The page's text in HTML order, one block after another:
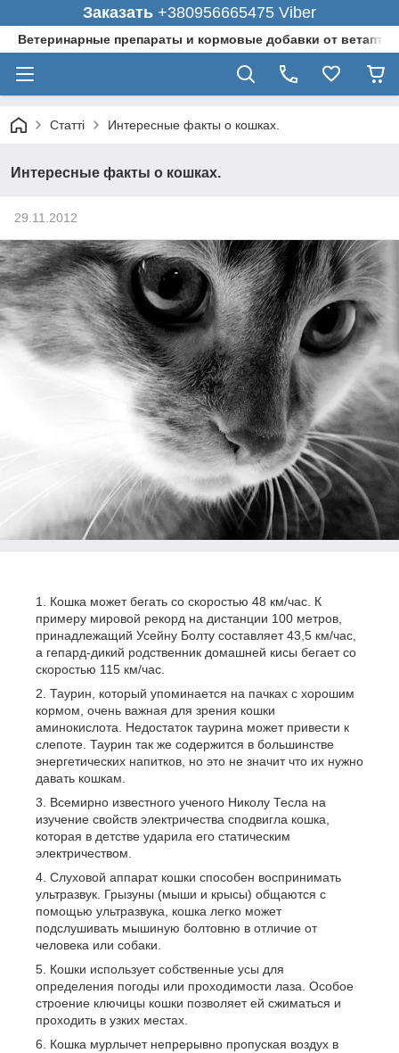
Заказать +380956665475 Viber
Ветеринарные препараты и кормовые добавки от
Статті Интересные факты о кошках.
Интересные факты о кошках.
29.11.2012
Кошка может бегать со скоростью 48 км/час. К
примеру мировой рекорд на дистанции 100 метров,
принадлежащий Усейну Болту составляет 43,5 км/час,
а гепард-дикий родственник домашней кисы бегает со
скоростью 115 км/час.
Таурин, который упоминается на пачках с хорошим
кормом, очень важная для зрения кошки
аминокислота. Недостаток таурина может привести к
слепоте. Таурин так же содержится в большинстве
энергетических напитков, но это не значит что их нужно
давать кошкам.
Всемирно известного ученого Николу Тесла на
изучение свойств электричества сподвигла кошка,
которая в детстве ударила его статическим
электричеством.
Слуховой аппарат кошки способен воспринимать
ультразвук. Грызуны (мыши и крысы) общаются с
помощью ультразвука, кошка легко может
подслушивать мышиную болтовню в отличие от
человека или собаки.
Кошки использует собственные усы для
определения погоды или проходимости лаза. Особое
строение ключицы кошки позволяет ей сжиматься и
проходить в узких местах.
Кошка мурлычет непрерывно пропуская воздух в